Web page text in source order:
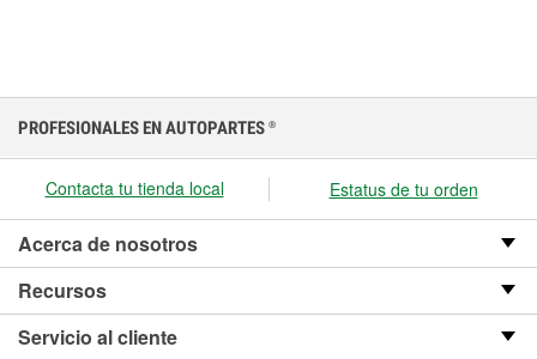
PROFESIONALES EN AUTOPARTES ®
Contacta tu tienda local Estatus de tu orden
Acerca de nosotros
Recursos
Servicio al cliente